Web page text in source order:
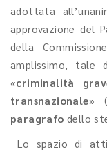
adottata
approvazione del
della
amplissimo, tale
«criminalità
transnazionale»
paragrafo dello
Lo spazio di